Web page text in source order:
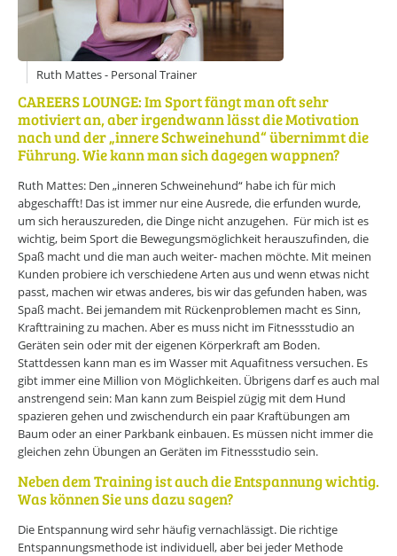
CAREERS LOUNGEWISSENSVORSPRUNG
Erfolg leben
Marke ICH entwickeln
Neues entdecken
Zeit nehmen
Flagge zeigen
CAREERS LOUNGENETZWERK
Online-Wissensforum
Über uns
Presse
Werbemöglichkeiten
Kontakt
Impressum
Datenschutzerklärung
Ruth Mattes - Personal Trainer
CAREERS LOUNGE: Im Sport fängt man oft sehr
motiviert an, aber irgendwann lässt die Motivation
nach und der „innere Schweinehund“ übernimmt die
Führung. Wie kann man sich dagegen wappnen?
Ruth Mattes: Den „inneren Schweinehund“ habe ich für mich
abgeschafft! Das ist immer nur eine Ausrede, die erfunden wurde,
um sich herauszureden, die Dinge nicht anzugehen. Für mich ist es
wichtig, beim Sport die Bewegungsmöglichkeit herauszufinden, die
Spaß macht und die man auch weiter- machen möchte. Mit meinen
Kunden probiere ich verschiedene Arten aus und wenn etwas nicht
passt, machen wir etwas anderes, bis wir das gefunden haben, was
Spaß macht. Bei jemandem mit Rückenproblemen macht es Sinn,
Krafttraining zu machen. Aber es muss nicht im Fitnessstudio an
Geräten sein oder mit der eigenen Körperkraft am Boden.
Stattdessen kann man es im Wasser mit Aquafitness versuchen. Es
gibt immer eine Million von Möglichkeiten. Übrigens darf es auch mal
anstrengend sein: Man kann zum Beispiel zügig mit dem Hund
spazieren gehen und zwischendurch ein paar Kraftübungen am
Baum oder an einer Parkbank einbauen. Es müssen nicht immer die
gleichen zehn Übungen an Geräten im Fitnessstudio sein.
Neben dem Training ist auch die Entspannung wichtig.
Was können Sie uns dazu sagen?
Die Entspannung wird sehr häufig vernachlässigt. Die richtige
Entspannungsmethode ist individuell, aber bei jeder Methode